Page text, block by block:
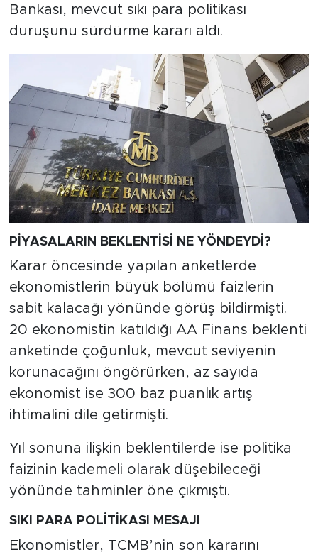
Bankası, mevcut sıkı para politikası
duruşunu sürdürme kararı aldı.
PİYASALARIN BEKLENTİSİ NE YÖNDEYDİ?
Karar öncesinde yapılan anketlerde
ekonomistlerin büyük bölümü faizlerin
sabit kalacağı yönünde görüş bildirmişti.
20 ekonomistin katıldığı AA Finans beklenti
anketinde çoğunluk, mevcut seviyenin
korunacağını öngörürken, az sayıda
ekonomist ise 300 baz puanlık artış
ihtimalini dile getirmişti.
Yıl sonuna ilişkin beklentilerde ise politika
faizinin kademeli olarak düşebileceği
yönünde tahminler öne çıkmıştı.
SIKI PARA POLİTİKASI MESAJI
Ekonomistler, TCMB’nin son kararını